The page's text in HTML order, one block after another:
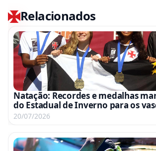
Relacionados
Natação: Recordes e medalhas
do Estadual de Inverno para os
20/07/2026